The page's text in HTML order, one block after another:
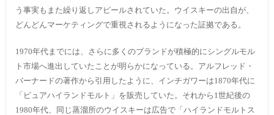
う事実もまた繰り返しアピールされていた。ウイスキーの出自が、
どんどんマーケティングで重視されるようになった証拠である。
1970年代までには、さらに多くのブランドが積極的にシングルモル
ト市場へ進出していたことが明らかになっている。アルフレッド・
バーナードの著作から引用したように、インチガワーは1870年代に
「ピュアハイランドモルト」を販売していた。それから1世紀後の
1980年代、同じ蒸溜所のウイスキーは広告で「ハイランドモルトス